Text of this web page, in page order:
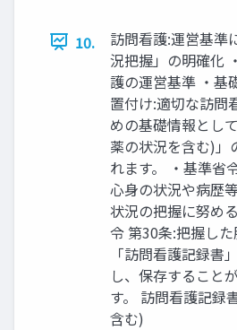
10.
訪問看護:運営基準
況把握」の明確化
護の運営基準 ・基
置付け:適切な訪問
めの基礎情報とし
薬の状況を含む)」
れます。 ・基準省
心身の状況や病歴
状況の把握に努め
令 第30条:把握し
「訪問看護記録書
し、保存すること
す。 訪問看護記録
含む)